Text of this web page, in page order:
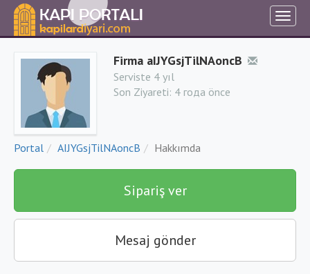
Firma aIJYGsjTilNAoncB
Serviste 4 yıl
Son Ziyareti: 4 года önce
Portal AIJYGsjTilNAoncB Hakkımda
Sipariş ver
Mesaj gönder